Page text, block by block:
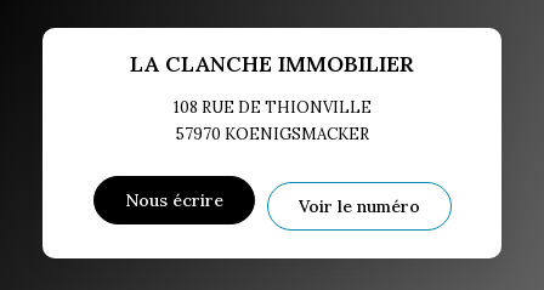
LA CLANCHE IMMOBILIER
108 RUE DE THIONVILLE
57970 KOENIGSMACKER
Nous écrire Voir le numéro